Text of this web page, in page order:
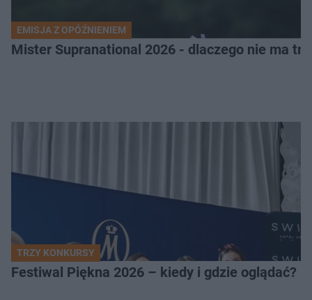
EMISJA Z OPÓŹNIENIEM
Mister Supranational 2026 - dlaczego nie ma
TRZY KONKURSY
Festiwal Piękna 2026 – kiedy i gdzie oglądać?